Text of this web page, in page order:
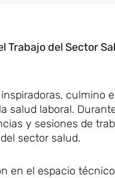
Trabajo del Sector
culmino
salud laboral.
y sesiones de
sector salud.
en el espacio